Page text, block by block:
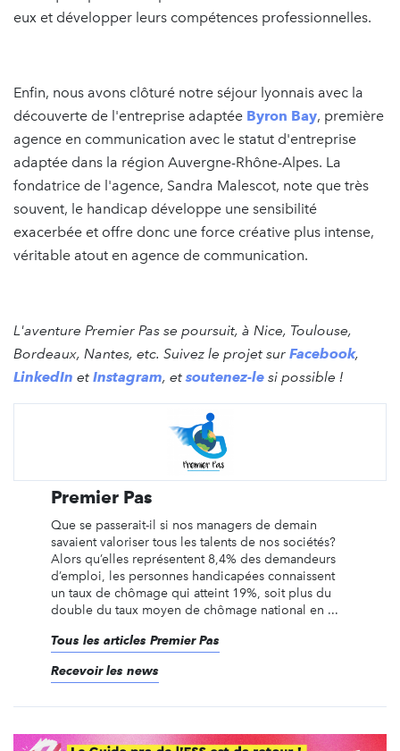
eux et développer leurs compétences professionnelles.
Enfin, nous avons clôturé notre séjour lyonnais avec la
découverte de l'entreprise adaptée Byron Bay, première
agence en communication avec le statut d'entreprise
adaptée dans la région Auvergne-Rhône-Alpes. La
fondatrice de l'agence, Sandra Malescot, note que très
souvent, le handicap développe une sensibilité
exacerbée et offre donc une force créative plus intense,
véritable atout en agence de communication.
L'aventure Premier Pas se poursuit, à Nice, Toulouse,
Bordeaux, Nantes, etc. Suivez le projet sur Facebook,
LinkedIn et Instagram, etsoutenez-le si possible !
Premier Pas
Que se passerait-il si nos managers de demain
savaient valoriser tous les talents de nos sociétés?
Alors qu’elles représentent 8,4% des demandeurs
d’emploi, les personnes handicapées connaissent
un taux de chômage qui atteint 19%, soit plus du
double du taux moyen de chômage national en ...
Tous les articles Premier Pas
Recevoir les news